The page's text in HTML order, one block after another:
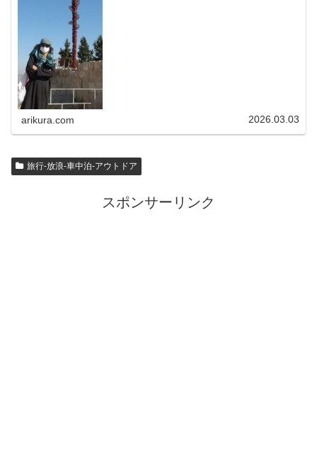
arikura.com 2026.03.03
旅行-放浪-車中泊-アウトドア
スポンサーリンク